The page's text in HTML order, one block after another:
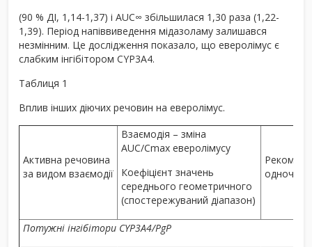
(90 % ДІ, 1,14-1,37) і AUC∞ збільшилася 1,30 раза (1,22-
1,39). Період напіввиведення мідазоламу залишався
незмінним. Це дослідження показало, що еверолімус є
слабким інгібітором CYP3A4.
Таблиця 1
Вплив інших діючих речовин на еверолімус.
Активна речовина
за видом взаємодії
Взаємодія – зміна
AUC/Cmax еверолімусу
Коефіцієнт значень
середнього геометричного
(спостережуваний діапазон)
Потужні інгібітори CYP3A4/PgP